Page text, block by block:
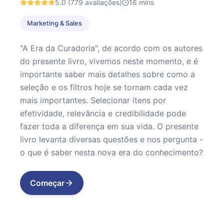
5.0 (779 avaliações) 16 mins
Marketing & Sales
"A Era da Curadoria", de acordo com os autores
do presente livro, vivemos neste momento, e é
importante saber mais detalhes sobre como a
seleção e os filtros hoje se tornam cada vez
mais importantes. Selecionar itens por
efetividade, relevância e credibilidade pode
fazer toda a diferença em sua vida. O presente
livro levanta diversas questões e nos pergunta -
o que é saber nesta nova era do conhecimento?
Começar